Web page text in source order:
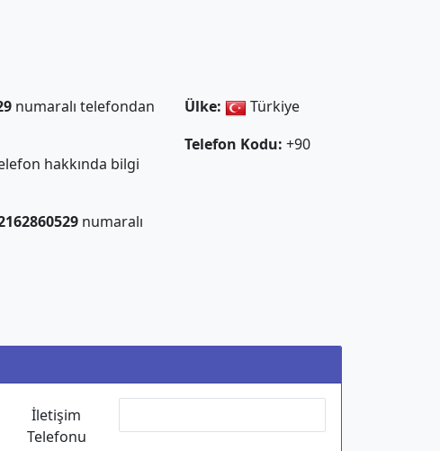
numaralı telefondan
hakkında bilgi
numaralı
Ülke:
Türkiye
Telefon Kodu: +90
İletişim
Telefonu